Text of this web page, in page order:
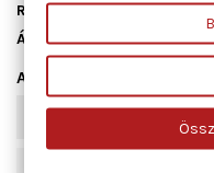
Raktáron2 db
ÁllapotÚj
Adatlap
Beépítési oldal